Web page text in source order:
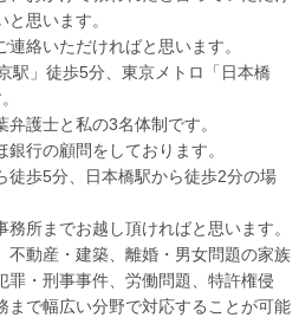
思います。
絡いただければと思います。
駅」徒歩5分、東京メトロ「日本橋
護士と私の3名体制です。
行の顧問をしております。
徒歩5分、日本橋駅から徒歩2分の場
所までお越し頂ければと思います。
不動産・建築、離婚・男女問題の家族
罪・刑事事件、労働問題、特許権侵
まで幅広い分野で対応することが可能